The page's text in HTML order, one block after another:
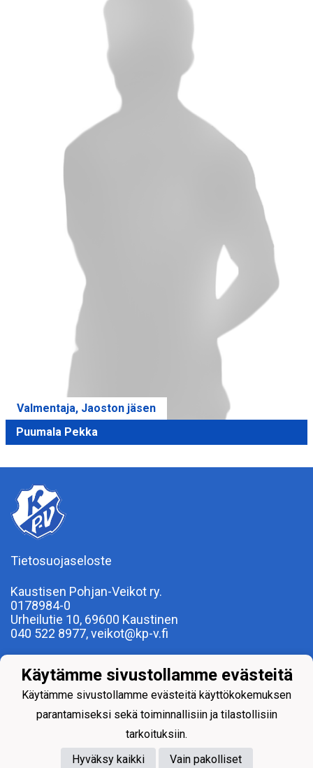
Valmentaja, Jaoston jäsen
Puumala Pekka
Tietosuojaseloste
Kaustisen Pohjan-Veikot ry.
0178984-0
Urheilutie 10, 69600 Kaustinen
040 522 8977, veikot@kp-v.fi
Ma - To 10 - 16
Pe suljettu
Kesä-elokuussa tavoitettavissa vain tiistaisin ja
torstaisin
Käytämme sivustollamme evästeitä
Käytämme sivustollamme evästeitä käyttökokemuksen
parantamiseksi sekä toiminnallisiin ja tilastollisiin
tarkoituksiin.
Hyväksy kaikki
Vain pakolliset